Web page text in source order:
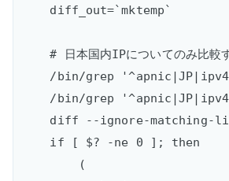
    diff_out=`mktemp`
# 日本国内IPについてのみ比較
/bin/grep
/bin/grep
diff --ignore-matching-
    if [ $? -ne 0 ]; then
        (